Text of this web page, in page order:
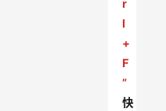
r
l
+
F
”
快